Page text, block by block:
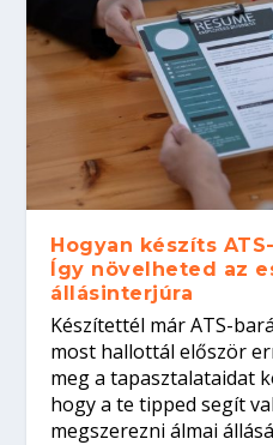
Hogyan készíts
Így növelheted az
állásinterjúra
Készítettél már ATS-
most hallottál először
meg a tapasztalataidat
hogy a te tipped segít
megszerezni álmai